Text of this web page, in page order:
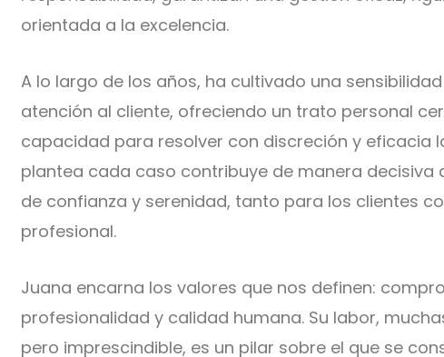
orientada a la excelencia.
A lo largo de los años, ha cultivado una
atención al cliente, ofreciendo un trato personal
capacidad para resolver con discreción y eficacia
plantea cada caso contribuye de manera decisiva
de confianza y serenidad, tanto para los clientes
profesional.
Juana encarna los valores que nos definen:
profesionalidad y calidad humana. Su labor,
pero imprescindible, es un pilar sobre el que se